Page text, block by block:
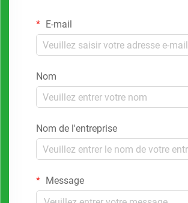
E-mail
Nom
Nom de l'entreprise
Message